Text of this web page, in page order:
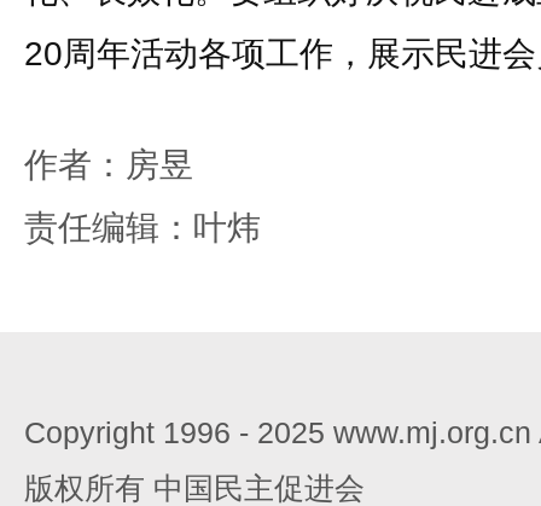
20周年活动各项工作，展示民进
作者：房昱
责任编辑：叶炜
Copyright 1996 - 2025
版权所有 中国民主促进会